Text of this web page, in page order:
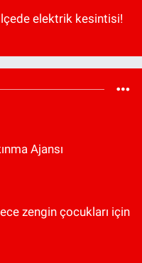
ilçede elektrik kesintisi!
Ajansı
zengin çocukları için